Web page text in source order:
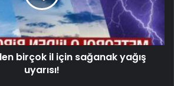
birçok il için sağanak yağış
uyarısı!